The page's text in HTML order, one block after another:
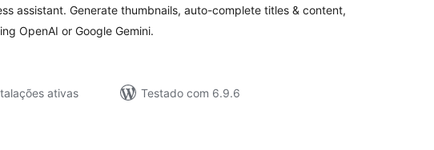
assistant. Generate thumbnails, auto-complete titles & content,
OpenAI or Google Gemini.
ativas
Testado com 6.9.6